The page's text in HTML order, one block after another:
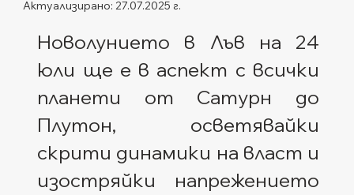
Актуализирано:27.07.2025 г.
Новолунието в Лъв на 24
юли ще е в аспект с всички
планети от Сатурн до
Плутон, осветявайки
скрити динамики на власт и
изостряйки напрежението